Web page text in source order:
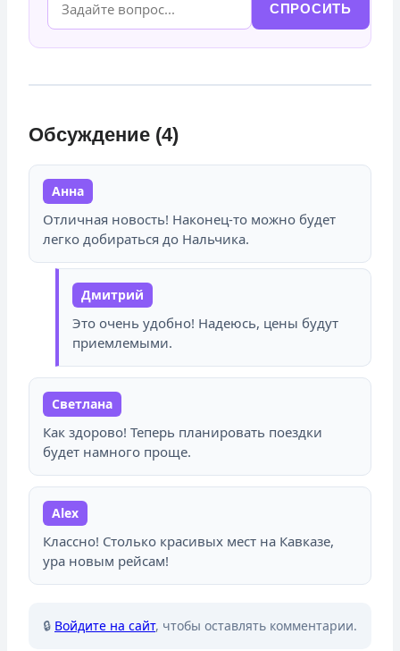
СПРОСИТЬ
Обсуждение (4)
Анна
Отличная новость! Наконец-то можно будет
легко добираться до Нальчика.
Дмитрий
Это очень удобно! Надеюсь, цены будут
приемлемыми.
Светлана
Как здорово! Теперь планировать поездки
будет намного проще.
Alex
Классно! Столько красивых мест на Кавказе,
ура новым рейсам!
🔒 Войдите на сайт, чтобы оставлять комментарии.